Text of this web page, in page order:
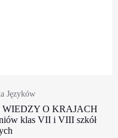
Języków
O KRAJACH
klas VII i VIII szkół